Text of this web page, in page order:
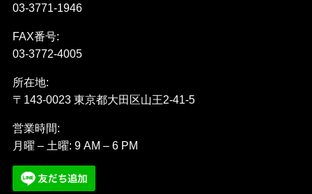
03-3771-1946
FAX番号:
03-3772-4005
所在地:
〒143-0023 東京都大田区山王2-41-5
営業時間:
月曜 – 土曜: 9 AM – 6 PM